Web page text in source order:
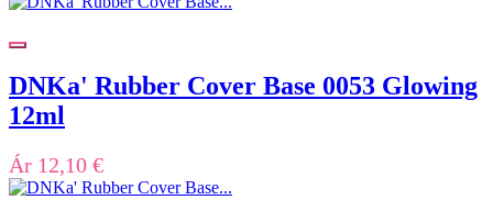
DNKa' Rubber Cover Base 0053 Glowing
12ml
Ár 12,10 €